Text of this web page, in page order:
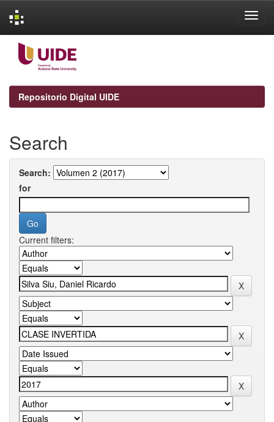
navigation
Repositorio Digital UIDE
Search
Search:
for
Current filters: